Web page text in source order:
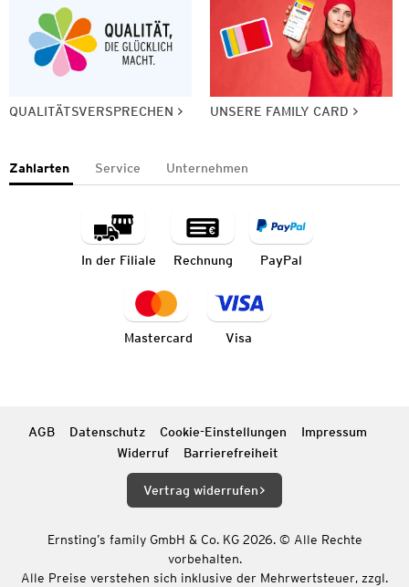
QUALITÄTSVERSPRECHEN UNSERE FAMILY CARD
Zahlarten Service Unternehmen
In der Filiale Rechnung PayPal
Mastercard Visa
AGB Datenschutz Cookie-Einstellungen
Impressum
Widerruf
Barrierefreiheit
Vertrag widerrufen
Ernsting’s family GmbH & Co. KG 2026. © Alle Rechte
vorbehalten.
Alle Preise verstehen sich inklusive der Mehrwertsteuer, zzgl.